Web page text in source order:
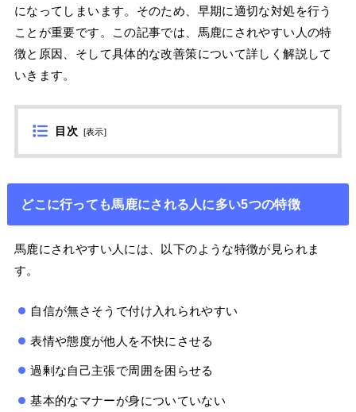
になってしまいます。そのため、早期に適切な対処を行う
ことが重要です。この記事では、馬鹿にされやすい人の特
徴と原因、そして具体的な改善策について詳しく解説して
いきます。
目次 [表示]
どこに行っても馬鹿にされる人に多い5つの特徴
馬鹿にされやすい人には、以下のような特徴が見られま
す。
自信が無さそうで付け入れられやすい
表情や態度が他人を不快にさせる
過剰な自己主張で周囲を困らせる
基本的なマナーが身についていない